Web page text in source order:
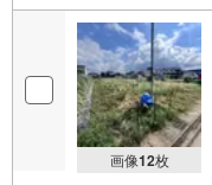
画像12枚